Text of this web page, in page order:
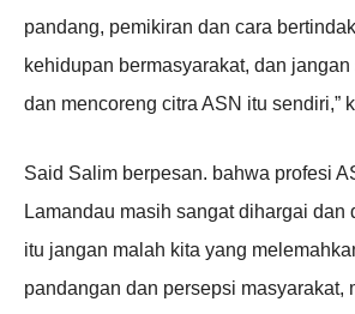
pandang, pemikiran dan cara
kehidupan bermasyarakat, dan
dan mencoreng citra ASN itu sendiri,”
Said Salim berpesan. bahwa profesi
Lamandau masih sangat dihargai dan
itu jangan malah kita yang
pandangan dan persepsi masyarakat,